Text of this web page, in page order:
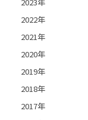
2023年
2022年
2021年
2020年
2019年
2018年
2017年